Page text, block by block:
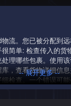
流。您已被分配到
简单: 检查传入的货
理哪些包裹。使用
，查看货物详细信息
检查。一个错误可
-- 展开更多 --